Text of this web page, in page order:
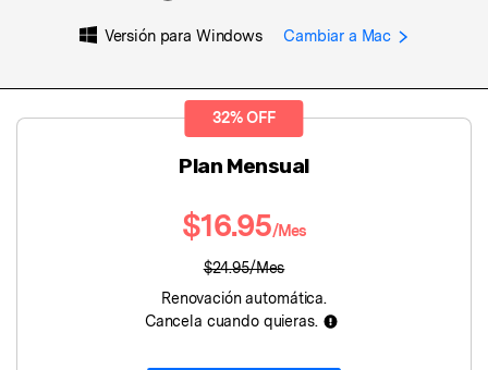
Más
Descubre lo mejor de Dr.Fone
Guías
Transferencia de Datos
Encuentra Más Soluciones
Versión para Windows Cambiar a Mac
32% OFF
Plan Mensual
$16.95/Mes
$24.95/Mes
Renovación automática.
Cancela cuando quieras.